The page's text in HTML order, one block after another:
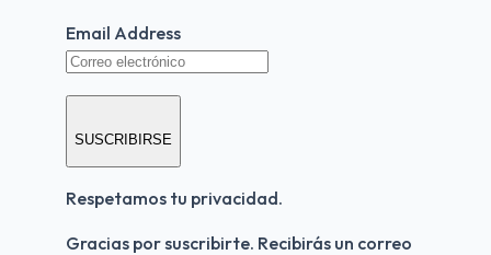
Email Address
SUSCRIBIRSE
Respetamos tu privacidad.
Gracias por suscribirte. Recibirás un correo